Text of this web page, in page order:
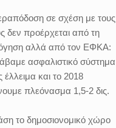
σε σχέση με τους
δεν προέρχεται από τη
αλλά από τον ΕΦΚΑ:
ασφαλιστικό σύστημα
έλλειμα και το 2018
πλεόνασμα 1,5-2 δις.
το δημοσιονομικό χώρο